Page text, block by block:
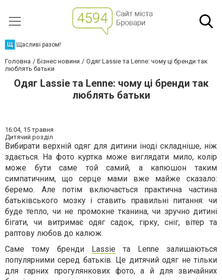
Щ Щасливі разом!
Головна Бізнес новини
Одяг Lassie та Lenne: чому ці бренди так
люблять батьки
Одяг Lassie та Lenne: чому ці бренди так
люблять батьки
16:04, 15 травня
Дитячий розділ
Вибирати верхній одяг для дитини іноді складніше, ніж
здається. На фото куртка може виглядати мило, колір
може бути саме той самий, а капюшон таким
симпатичним, що серце мами вже майже сказало:
беремо. Але потім включається практична частина
батьківського мозку і ставить правильні питання: чи
буде тепло, чи не промокне тканина, чи зручно дитині
бігати, чи витримає одяг садок, гірку, сніг, вітер та
раптову любов до калюж.
Саме тому бренди Lassie та Lenne залишаються
популярними серед батьків. Це дитячий одяг не тільки
для гарних прогулянкових фото, а й для звичайних